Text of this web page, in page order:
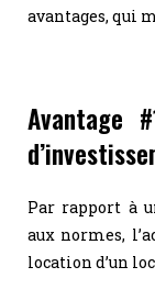
avantages, qui
Avantage
Par rapport à
aux normes,
location d’un